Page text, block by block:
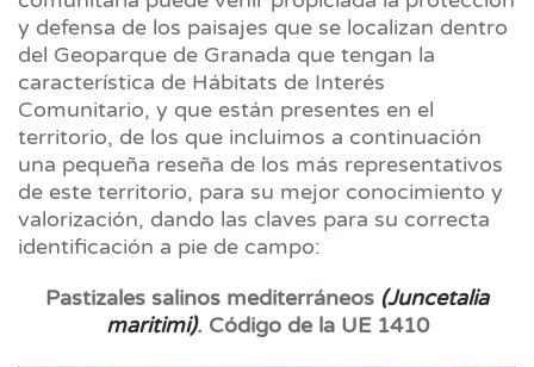
y defensa de los paisajes que se localizan dentro
del Geoparque de Granada que tengan la
característica de Hábitats de Interés
Comunitario, y que están presentes en el
territorio, de los que incluimos a continuación
una pequeña reseña de los más representativos
de este territorio, para su mejor conocimiento y
valorización, dando las claves para su correcta
identificación a pie de campo:
Pastizales salinos mediterráneos (Juncetalia
maritimi). Código de la UE 1410